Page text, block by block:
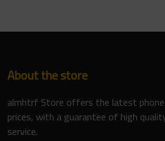
About the store
almhtrf Store offers the latest
prices, with a guarantee of high
service.